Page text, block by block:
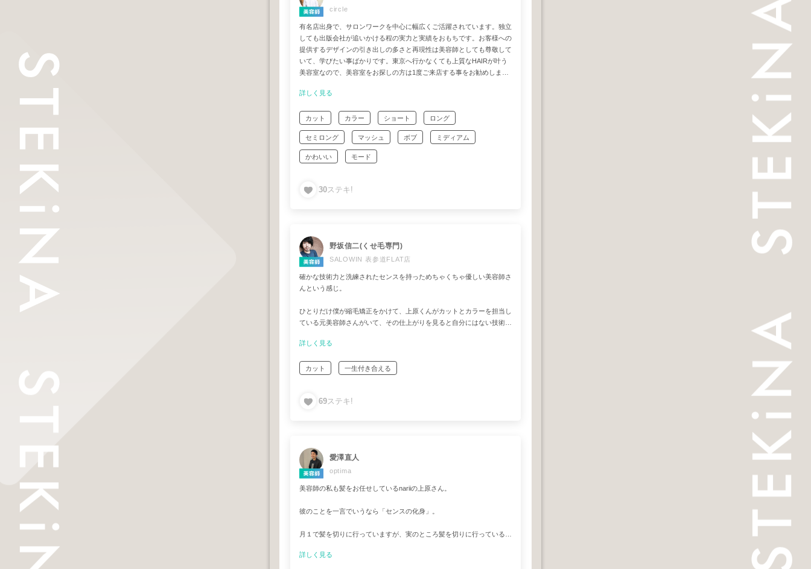
circle
有名店出身で、サロンワークを中心に幅広くご活躍されています。独立
しても出版会社が追いかける程の実力と実績をおもちです。お客様への
提供するデザインの引き出しの多さと再現性は美容師としても尊敬して
いて、学びたい事ばかりです。東京へ行かなくても上質なHAIRが叶う
美容室なので、美容室をお探しの方は1度ご来店する事をお勧めしま
詳しく見る
カット カラー ショート ロング
セミロング マッシュ ボブ ミディアム
かわいい モード
30ステキ!
野坂信二(くせ毛専門)
SALOWIN 表参道FLAT店
確かな技術力と洗練されたセンスを持っためちゃくちゃ優しい美容師さ
んという感じ。
ひとりだけ僕が縮毛矯正をかけて、上原くんがカットとカラーを担当し
ている元美容師さんがいて、その仕上がりを見ると自分にはない技術と
添えるひとなので「最後の美容師さん」を探している方にはピッタリか
詳しく見る
カット 一生付き合える
69ステキ!
愛澤直人
optima
美容師の私も髪をお任せしているnariiの上原さん。
彼のことを一言でいうなら「センスの化身」。
月１で髪を切りに行っていますが、実のところ髪を切りに行っていると
センスのおすそ分け。
詳しく見る